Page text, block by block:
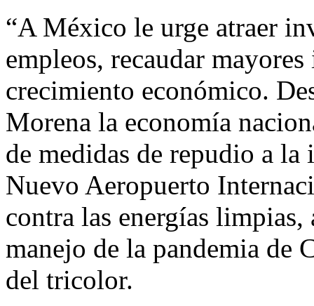
“A México le urge atraer
empleos, recaudar
crecimiento económico.
Morena la economía
de medidas de repudio a
Nuevo Aeropuerto
contra las energías limpias,
manejo de la pandemia de
del tricolor.